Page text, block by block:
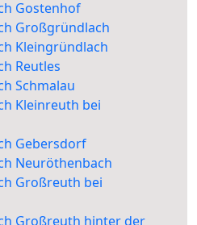
Gostenhof
Großgründlach
Kleingründlach
Reutles
Schmalau
Kleinreuth bei
Gebersdorf
Neuröthenbach
Großreuth bei
Großreuth hinter der